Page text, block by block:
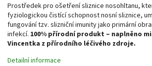
Prostředek pro ošetření sliznice nosohltanu,
fyziologickou čistící schopnost nosní sliznice,
fungování tzv. slizniční imunity jako primární
infekcí. 100% přírodní produkt – naplněno
Vincentka z přírodního léčivého zdroje.
Detailní informace